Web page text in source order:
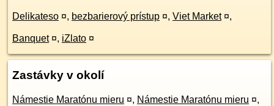
Delikateso ¤, bezbarierový prístup ¤, Viet Market ¤,
Banquet ¤, iZlato ¤
Zastávky v okolí
Námestie Maratónu mieru ¤, Námestie Maratónu mieru ¤,